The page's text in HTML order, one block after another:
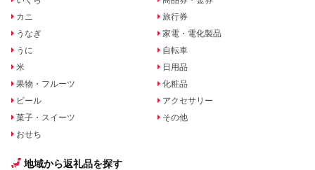
カニ
うなぎ
うに
米
果物・フルーツ
ビール
菓子・スイーツ
おせち
旅行券
家電・電化製品
自転車
日用品
化粧品
アクセサリー
その他
地域から返礼品を探す